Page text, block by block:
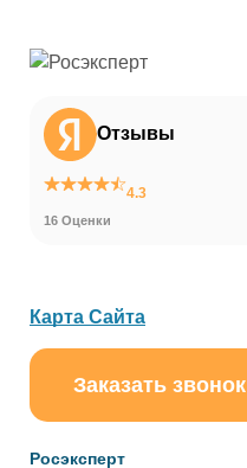
Отзывы
4.3
16 Оценки
Росэксперт
Карта Сайта
Заказать звонок
online